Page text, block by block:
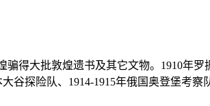
得大批敦煌遗书及其它文物。1910年罗
探险队、1914-1915年俄国奥登堡考察